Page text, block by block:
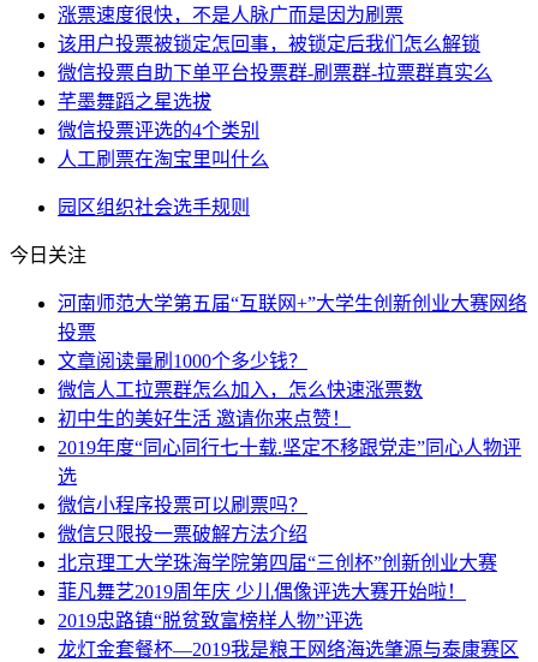
涨票速度很快，不是人脉广而是因为刷票
该用户投票被锁定怎回事，被锁定后我们怎么解锁
微信投票自助下单平台投票群-刷票群-拉票群真实么
芊墨舞蹈之星选拔
微信投票评选的4个类别
人工刷票在淘宝里叫什么
园区组织社会选手规则
今日关注
河南师范大学第五届“互联网+”大学生创新创业大赛网络
投票
文章阅读量刷1000个多少钱？
微信人工拉票群怎么加入，怎么快速涨票数
初中生的美好生活 邀请你来点赞！
2019年度“同心同行七十载.坚定不移跟党走”同心人物评
选
微信小程序投票可以刷票吗？
微信只限投一票破解方法介绍
北京理工大学珠海学院第四届“三创杯”创新创业大赛
菲凡舞艺2019周年庆 少儿偶像评选大赛开始啦！
2019忠路镇“脱贫致富榜样人物”评选
龙灯金套餐杯—2019我是粮王网络海选肇源与泰康赛区